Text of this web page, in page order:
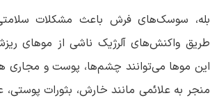
بله، سوسک‌های فرش باعث مشکلات
طریق واکنش‌های آلرژیک ناشی از موهای
این موها می‌توانند چشم‌ها، پوست و مجاری
منجر به علائمی مانند خارش، بثورات